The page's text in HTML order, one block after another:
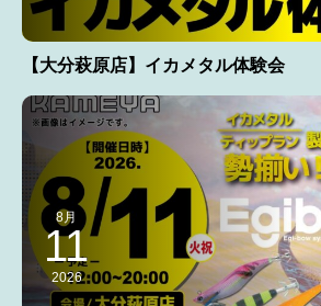
【大分萩原店】イカメタル体験会
8月
11
2026